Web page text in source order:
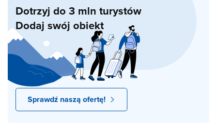
Dotrzyj do 3 mln turystów
Dodaj swój obiekt
Sprawdź naszą ofertę!